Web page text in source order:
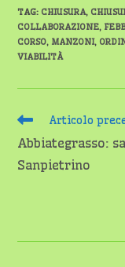
TAG: CHIUSURA,
COLLABORAZIONE,
CORSO, MANZONI,
VIABILITÀ
Leggi
articoli
Articolo
Abbiategrasso:
Sanpietrino